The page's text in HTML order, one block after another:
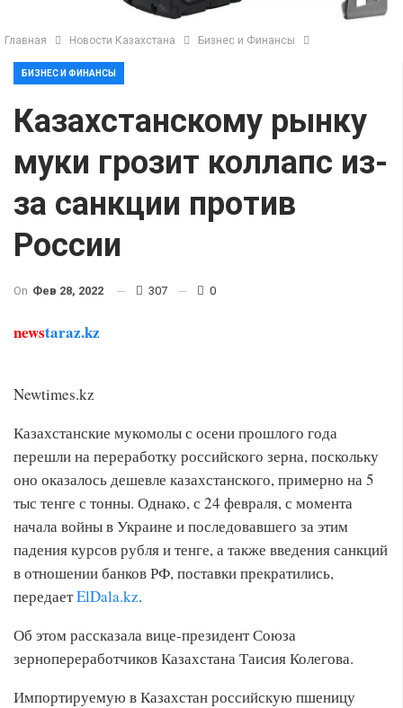
Главная Новости Казахстана Бизнес и Финансы
БИЗНЕС И ФИНАНСЫ
Казахстанскому рынку
муки грозит коллапс из-
за санкции против
России
On Фев 28, 2022 307 0
newstaraz.kz
Newtimes.kz
Казахстанские мукомолы с осени прошлого года
перешли на переработку российского зерна, поскольку
оно оказалось дешевле казахстанского, примерно на 5
тыс тенге с тонны. Однако, с 24 февраля, с момента
начала войны в Украине и последовавшего за этим
падения курсов рубля и тенге, а также введения санкций
в отношении банков РФ, поставки прекратились,
передаетElDala.kz.
Об этом рассказала вице-президент Союза
зернопереработчиков Казахстана Таисия Колегова.
Импортируемую в Казахстан российскую пшеницу